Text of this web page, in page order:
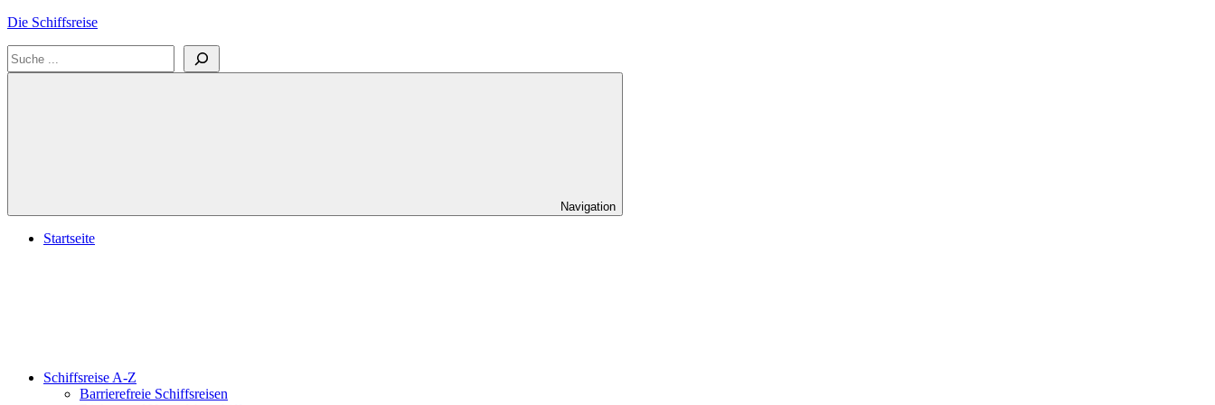
Zum
springen
Die Schiffsreise
Literatur-
Suchen
Navigation
Startseite
Schiffsreise A-Z
Barrierefreie Schiffsreisen